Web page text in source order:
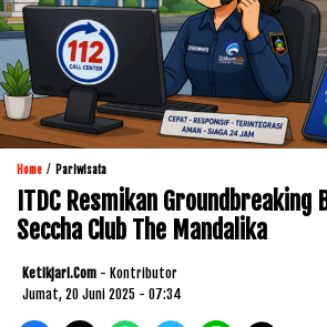
Home / Pariwisata
ITDC Resmikan Groundbreaking
Seccha Club The Mandalika
Ketikjari.com - Kontributor
Jumat, 20 Juni 2025 - 07:34